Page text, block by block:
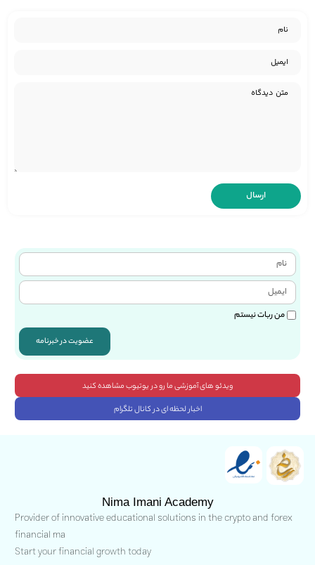
من ربات نیستم
عضویت در خبرنامه
ویدئو های آموزشی ما رو در یوتیوب مشاهده کنید
اخبار لحظه ای در کانال تلگرام
Nima Imani Academy
Provider of innovative educational solutions in the crypto and forex
financial ma
Start your financial growth today